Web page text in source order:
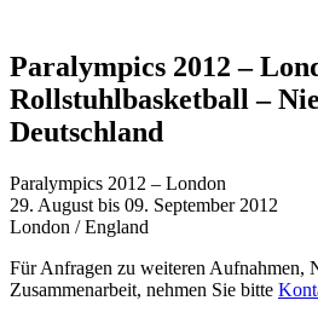
Paralympics 2012 –
Rollstuhlbasketball –
Deutschland
Paralympics 2012 – London
29. August bis 09. September 2012
London / England
Für Anfragen zu weiteren Aufnahmen,
Zusammenarbeit, nehmen Sie bitte